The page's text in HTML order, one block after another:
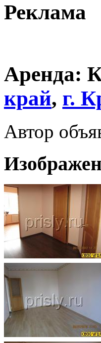
Реклама
Аренда:
край, г.
Автор